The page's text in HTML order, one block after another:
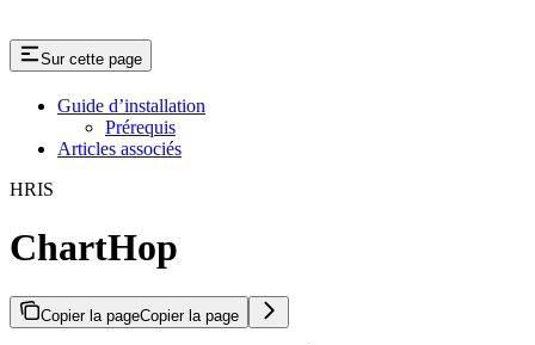
Sur cette page
Guide d’installation
Prérequis
Articles associés
HRIS
ChartHop
Copier la pageCopier la page